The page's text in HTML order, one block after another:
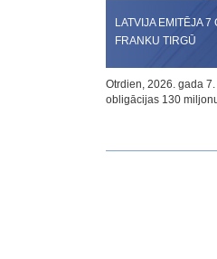
LATVIJA EMITĒJA
FRANKU TIRGŪ
Otrdien, 2026. gada
obligācijas 130